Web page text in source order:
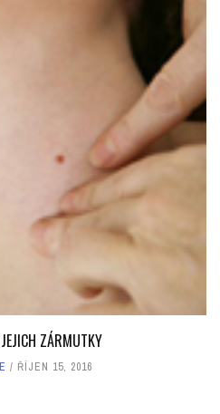
ZÁRMUTKY
ŘÍJEN 15, 2016